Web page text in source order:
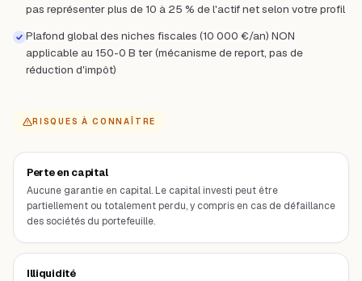
pas représenter plus de 10 à 25 % de l'actif net selon votre profil
Plafond global des niches fiscales (10 000 €/an) NON
applicable au 150-0 B ter (mécanisme de report, pas de
réduction d'impôt)
RISQUES À CONNAÎTRE
Perte en capital
Aucune garantie en capital. Le capital investi peut être
partiellement ou totalement perdu, y compris en cas de défaillance
des sociétés du portefeuille.
Illiquidité